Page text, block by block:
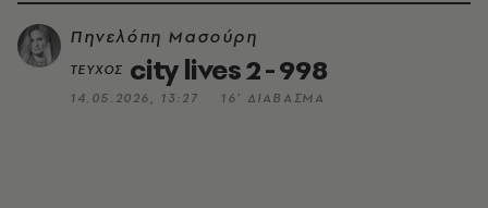
Πηνελόπη Μασούρη
ΤΕΥΧΟΣ city lives 2 - 998
14.05.2026, 13:27 16’ ΔΙΑΒΑΣΜΑ